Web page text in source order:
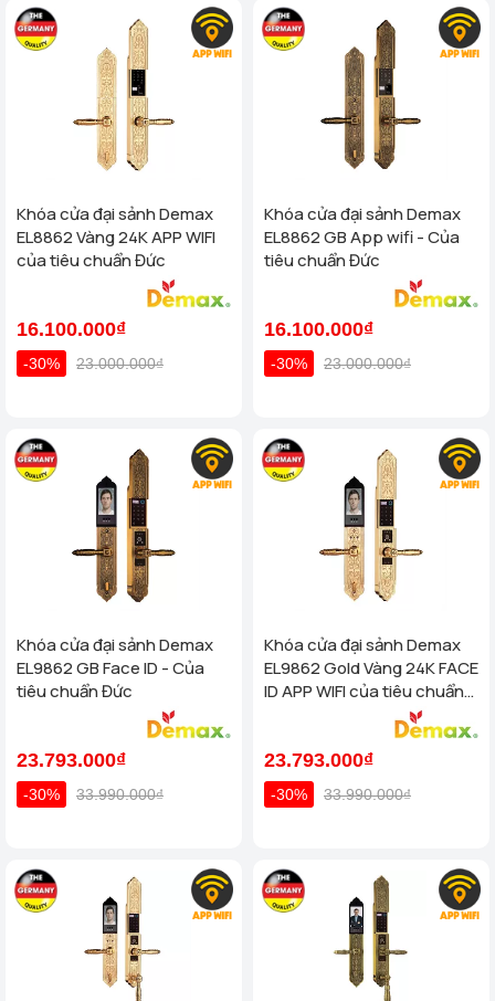
Khóa cửa đại sảnh Demax
EL8862 Vàng 24K APP WIFI
của tiêu chuẩn Đức
16.100.000₫
-30% 23.000.000₫
Khóa cửa đại sảnh Demax
EL8862 GB App wifi - Của
tiêu chuẩn Đức
16.100.000₫
-30% 23.000.000₫
Khóa cửa đại sảnh Demax
EL9862 GB Face ID - Của
tiêu chuẩn Đức
23.793.000₫
-30% 33.990.000₫
Khóa cửa đại sảnh Demax
EL9862 Gold Vàng 24K FACE
ID APP WIFI của tiêu chuẩn
23.793.000₫
-30% 33.990.000₫